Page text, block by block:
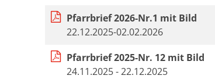
Pfarrbrief 2026-Nr.1 mit Bild
22.12.2025-02.02.2026
Pfarrbrief 2025-Nr. 12 mit Bild
24.11.2025 - 22.12.2025